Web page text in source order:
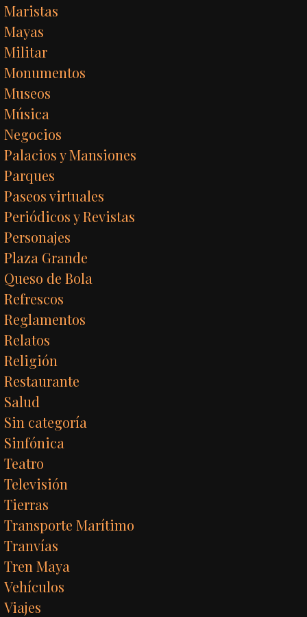
Maristas
Mayas
Militar
Monumentos
Museos
Música
Negocios
Palacios y Mansiones
Parques
Paseos virtuales
Periódicos y Revistas
Personajes
Plaza Grande
Queso de Bola
Refrescos
Reglamentos
Relatos
Religión
Restaurante
Salud
Sin categoría
Sinfónica
Teatro
Televisión
Tierras
Transporte Marítimo
Tranvías
Tren Maya
Vehículos
Viajes